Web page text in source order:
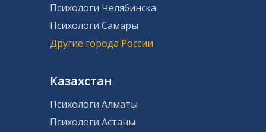
Психологи Челябинска
Психологи Самары
Другие города России
Казахстан
Психологи Алматы
Психологи Астаны